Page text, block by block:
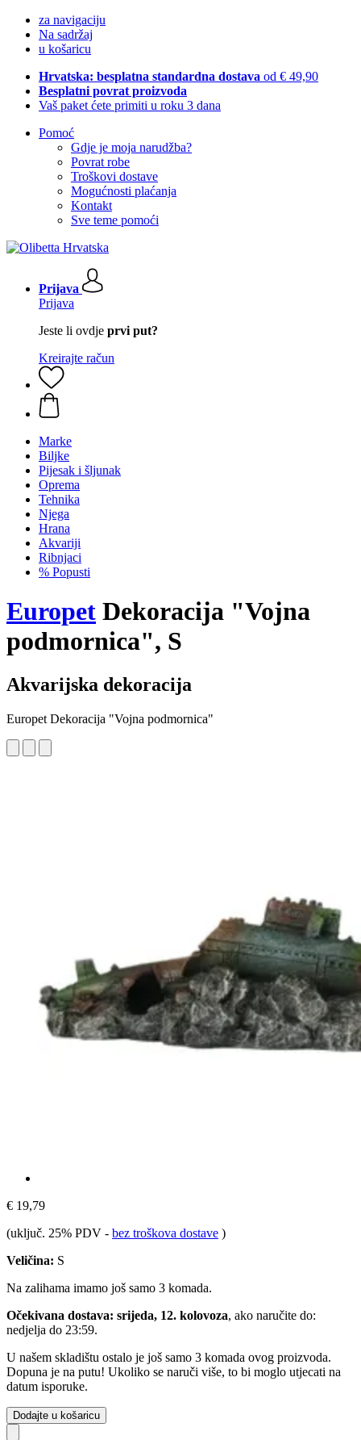
za navigaciju
Na sadržaj
u košaricu
Hrvatska: besplatna standardna dostava od € 49,90
Besplatni povrat proizvoda
Vaš paket ćete primiti u roku 3 dana
Pomoć
Gdje je moja narudžba?
Povrat robe
Troškovi dostave
Mogućnosti plaćanja
Kontakt
Sve teme pomoći
Prijava
Prijava
Jeste li ovdje prvi put?
Kreirajte račun
Marke
Biljke
Pijesak i šljunak
Oprema
Tehnika
Njega
Hrana
Akvariji
Ribnjaci
% Popusti
Europet Dekoracija "Vojna
podmornica", S
Akvarijska dekoracija
Europet Dekoracija "Vojna podmornica"
€ 19,79
(uključ. 25% PDV - bez troškova dostave )
Veličina: S
Na zalihama imamo još samo 3 komada.
Očekivana dostava: srijeda, 12. kolovoza, ako naručite do:
nedjelja do 23:59.
U našem skladištu ostalo je još samo 3 komada ovog proizvoda.
Dopuna je na putu! Ukoliko se naruči više, to bi moglo utjecati na
datum isporuke.
Dodajte u košaricu